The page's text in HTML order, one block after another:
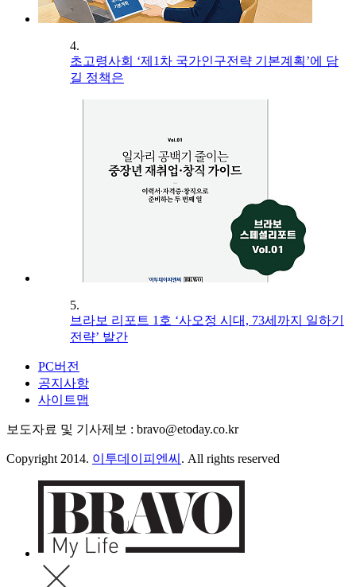
4.
초고령사회 ‘제1차 국가인구전략 기본계획’에 담
길 정책은
5.
브라보 리포트 1호 ‘사오정 시대, 73세까지 일하기
전략’ 발간
PC버전
공지사항
사이트맵
보도자료 및 기사제보 : bravo@etoday.co.kr
Copyright 2014. 이투데이피엔씨 . All rights reserved